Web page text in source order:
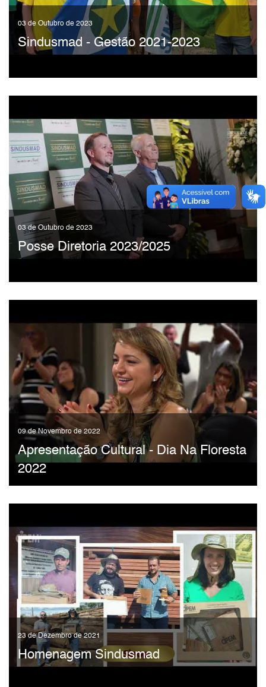
03 de Outubro de 2023
Sindusmad - Gestão 2021-2023
03 de Outubro de 2023
Posse Diretoria 2023/2025
09 de Novembro de 2022
Apresentação Cultural - Dia Na Floresta
2022
23 de Dezembro de 2021
Homenagem Sindusmad